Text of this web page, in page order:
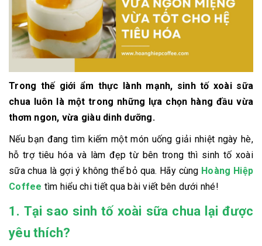
Trong thế giới ẩm thực lành mạnh, sinh tố xoài sữa
chua luôn là một trong những lựa chọn hàng đầu vừa
thơm ngon, vừa giàu dinh dưỡng.
Nếu bạn đang tìm kiếm một món uống giải nhiệt ngày hè,
hỗ trợ tiêu hóa và làm đẹp từ bên trong thì sinh tố xoài
sữa chua là gợi ý không thể bỏ qua. Hãy cùng Hoàng Hiệp
Coffee tìm hiểu chi tiết qua bài viết bên dưới nhé!
1. Tại sao sinh tố xoài sữa chua lại được
yêu thích?